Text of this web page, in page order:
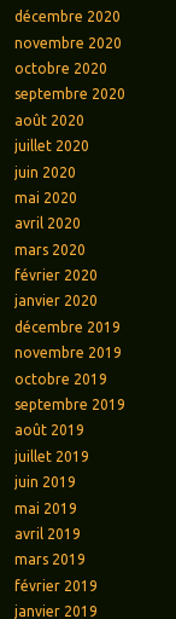
décembre 2020
novembre 2020
octobre 2020
septembre 2020
août 2020
juillet 2020
juin 2020
mai 2020
avril 2020
mars 2020
février 2020
janvier 2020
décembre 2019
novembre 2019
octobre 2019
septembre 2019
août 2019
juillet 2019
juin 2019
mai 2019
avril 2019
mars 2019
février 2019
janvier 2019